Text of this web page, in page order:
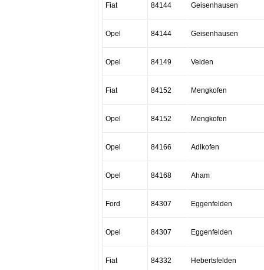
Fiat 84144 Geisenhausen
Opel 84144 Geisenhausen
Opel 84149 Velden
Fiat 84152 Mengkofen
Opel 84152 Mengkofen
Opel 84166 Adlkofen
Opel 84168 Aham
Ford 84307 Eggenfelden
Opel 84307 Eggenfelden
Fiat 84332 Hebertsfelden